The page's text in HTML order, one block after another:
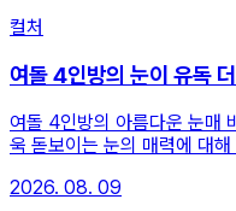
컬처
여돌 4인방의 눈이 유독
여돌 4인방의 아름다운 눈매
욱 돋보이는 눈의 매력에 대
2026. 08. 09